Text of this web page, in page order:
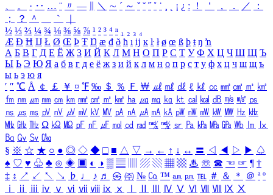
、
。 · ‥ … ¨ 〃 ― ＼ ∼ ´ ～ ˇ ˘ ˝ ˚ ˙ ¸ ¡ ¿ ː ！ ＇ ， ． ／
：
；
？ ＾ ｀
½ ⅓ ⅔ ¼ ¾ ⅛ ⅜ ⅝ ⅞ ¹ ² ³ ⁴ ⁿ ₁ ₂ ₃ ₄
Æ Ð Ħ Ĳ Ł Ø Œ Þ Ŧ Ŋ æ đ ð ħ ı ĳ ĸ ŀ ł ø œ ß þ ŧ ŋ ŉ
А Б В Г Д Е Ё Ж З И Й К Л М Н О П Р С Т У Ф Х Ц Ч Ш Щ Ъ
Ы Ь Э Ю Я а б в г д е ё ж з и й к л м н о п р с т у ф х ц ч ш щ ъ
ы ь э ю я
′ ″ ℃ Å ￠ ￡ ￥ ¤ ℉ ‰ ＄ ％ Ｆ ￦ ㎕ ㎖ ㎗ ℓ ㎘ ㏄ ㎣ ㎤ ㎥ ㎦
㎙ ㎚ ㎛ ㎜ ㎝ ㎞ ㎟ ㎠ ㎡ ㎢ ㏊ ㎍ ㎎ ㎏ ㏏ ㎈ ㎉ ㏈ ㎧ ㎨ ㎰
㎱ ㎲ ㎳ ㎴ ㎵ ㎶ ㎷ ㎸ ㎹ ㎀ ㎁ ㎂ ㎃ ㎄ ㎺ ㎻ ㎽ ㎾ ㎿ ㎐ ㎑
㎒ ㎓ ㎔ Ω ㏀ ㏁ ㎊ ㎋ ㎌ ㏖ ㏅ ㎭ ㎮ ㎯ ㏛ ㎩ ㎪ ㎫ ㎬ ㏝ ㏐
㏓
㏃ ㏉ ㏜ ㏆
§ ※ ☆ ★ ○ ● ◎ ◇ ◆ □ ■ △ ▽ → ← ↑ ↓ ↔ 〓 ◁ ◀ ▷ ▶ ♤
♠ ♡ ♥ ♧ ♣ ⊙ ◈ ▣ ◐ ◑ ▒ ▤ ▨ ▧ ▦ ▩ ♨ ☏ ☎ ☜ ☞ ¶ †
‡ ↕ ↗ ↙ ↖ ↘ ♭ ♩ ♪ ♬ ㉿ ㈜ № ㏇ ™ ㏂ ㏘ ℡ ＃ ＆ ＊ ＠ ª º
ⅰ
ⅱ ⅲ ⅳ ⅴ ⅵ ⅶ ⅷ ⅸ ⅹ Ⅳ Ⅴ Ⅵ Ⅶ Ⅷ Ⅸ Ⅹ